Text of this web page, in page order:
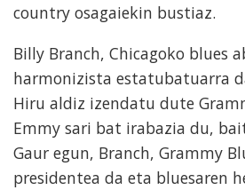
country osagaiekin bustiaz.
Billy Branch, Chicagoko blues
harmonizista estatubatuarra
Hiru aldiz izendatu dute
Emmy sari bat irabazia du,
Gaur egun, Branch, Grammy
presidentea da eta bluesaren